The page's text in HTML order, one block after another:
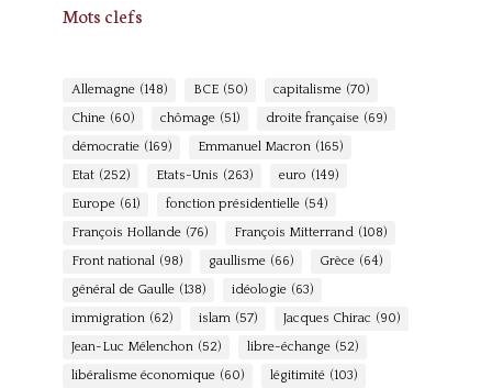
Mots clefs
Allemagne (148) BCE (50) capitalisme (70)
Chine (60) chômage (51) droite française (69)
démocratie (169) Emmanuel Macron (165)
Etat (252) Etats-Unis (263) euro (149)
Europe (61) fonction présidentielle (54)
François Hollande (76) François Mitterrand (108)
Front national (98) gaullisme (66) Grèce (64)
général de Gaulle (138) idéologie (63)
immigration (62) islam (57) Jacques Chirac (90)
Jean-Luc Mélenchon (52) libre-échange (52)
libéralisme économique (60) légitimité (103)